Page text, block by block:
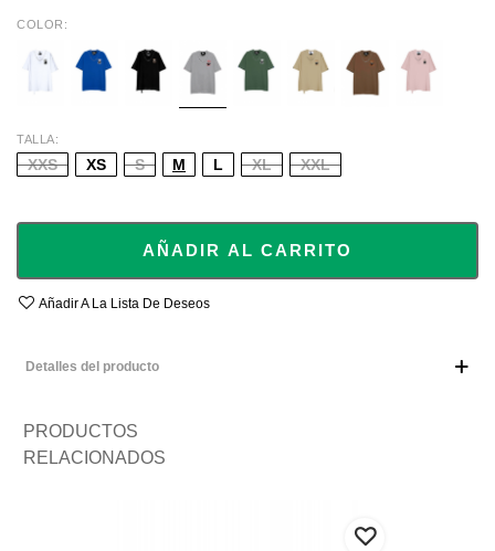
COLOR
BLUE BLACK KHAKI BEIGE
PINK
TALLA
XXS XS S M L XL XXL
AÑADIR AL CARRITO
Añadir A La Lista De Deseos
Detalles del producto
PRODUCTOS
RELACIONADOS